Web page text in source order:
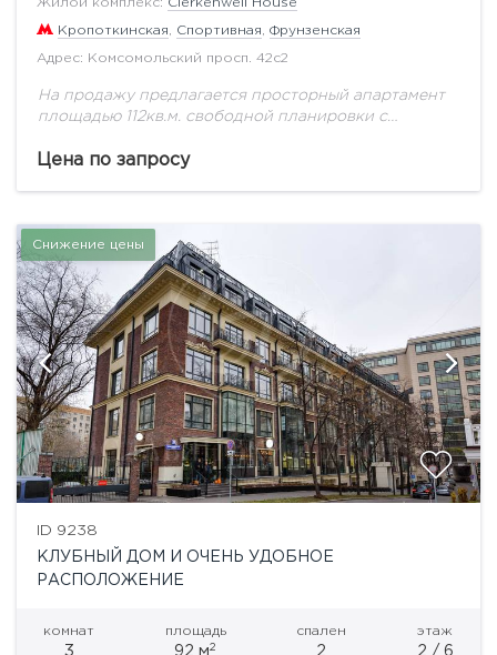
Жилой комплекс: Clerkenwell House
Кропоткинская Спортивная Фрунзенская
Адрес: Комсомольский просп. 42с2
На продажу предлагается просторный апартамент
площадью 112кв.м. свободной планировки с
House. Развитая инфраструктура, До Фрунзенской
Цена по запросу
Снижение цены
ID 9238
КЛУБНЫЙ ДОМ И ОЧЕНЬ УДОБНОЕ
РАСПОЛОЖЕНИЕ
комнат
3
площадь
92 м2
спален
2
этаж
2 / 6